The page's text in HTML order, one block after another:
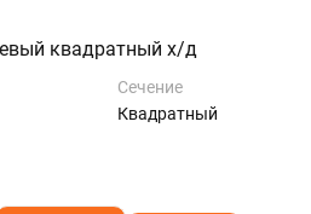
квадратный х/д
Сечение
Квадратный